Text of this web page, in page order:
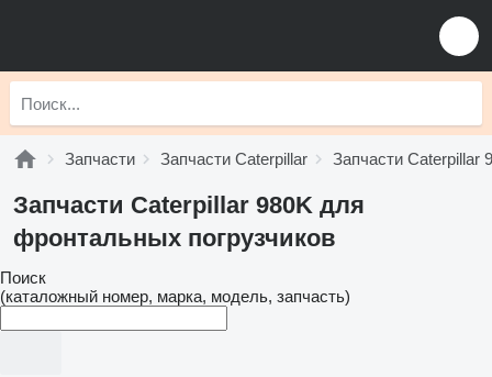
Запчасти Запчасти Caterpillar Запчасти Caterpillar
Запчасти Caterpillar 980K для
фронтальных погрузчиков
Поиск
(каталожный номер, марка, модель, запчасть)